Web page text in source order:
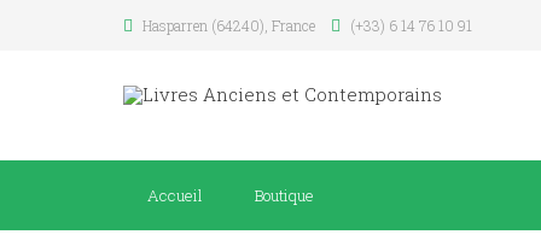
Hasparren (64240), France (+33) 6 14 76 10 91
Accueil Boutique